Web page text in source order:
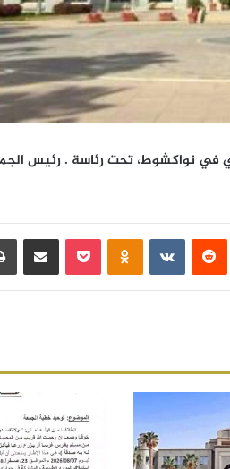
في نواكشوط، تحت رئاسة . رئيس
بينتيريست بوكيت مشاركة عبر البريد